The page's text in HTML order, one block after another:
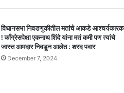
विधानसभा निवडणुकीतील मतांचे आकडे आश्चर्यकारक
! काँग्रेसपेक्षा एकनाथ शिंदे यांना मतं कमी पण त्यांचे
जास्त आमदार निवडून आलेत : शरद पवार
December 7, 2024